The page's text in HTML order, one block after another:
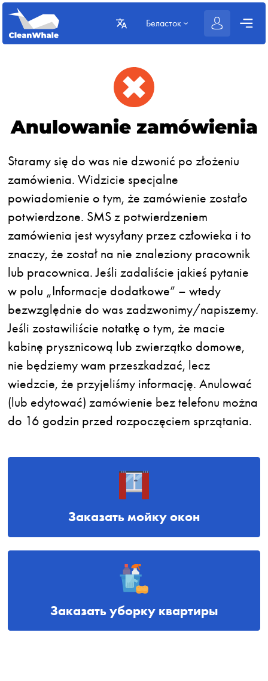
Беласток
Anulowanie zamówienia
Staramy się do was nie dzwonić po złożeniu
zamówienia. Widzicie specjalne
powiadomienie o tym, że zamówienie zostało
potwierdzone. SMS z potwierdzeniem
zamówienia jest wysyłany przez człowieka i to
znaczy, że został na nie znaleziony pracownik
lub pracownica. Jeśli zadaliście jakieś pytanie
w polu „Informacje dodatkowe” – wtedy
bezwzględnie do was zadzwonimy/napiszemy.
Jeśli zostawiliście notatkę o tym, że macie
kabinę prysznicową lub zwierzątko domowe,
nie będziemy wam przeszkadzać, lecz
wiedzcie, że przyjeliśmy informację. Anulować
(lub edytować) zamówienie bez telefonu można
do 16 godzin przed rozpoczęciem sprzątania.
Заказать мойку окон
Заказать уборку квартиры